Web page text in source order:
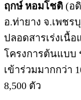
ฤกษ์ หอมโชติ (อ
อ.ท่ายาง จ.เพชร
ปลอดสารเร่งเนื้
โครงการต้นแบบ
เข้าร่วมมากกว่า
8,500 ตัว